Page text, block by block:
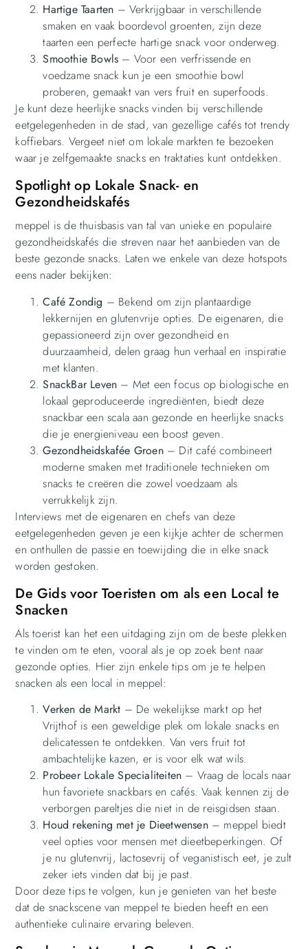
Hartige Taarten – Verkrijgbaar in verschillende
smaken en vaak boordevol groenten, zijn deze
taarten een perfecte hartige snack voor onderweg.
Smoothie Bowls – Voor een verfrissende en
voedzame snack kun je een smoothie bowl
proberen, gemaakt van vers fruit en superfoods.
Je kunt deze heerlijke snacks vinden bij verschillende
eetgelegenheden in de stad, van gezellige cafés tot trendy
koffiebars. Vergeet niet om lokale markten te bezoeken
waar je zelfgemaakte snacks en traktaties kunt ontdekken.
Spotlight op Lokale Snack- en
Gezondheidskafés
meppel is de thuisbasis van tal van unieke en populaire
gezondheidskafés die streven naar het aanbieden van de
beste gezonde snacks. Laten we enkele van deze hotspots
eens nader bekijken:
Café Zondig – Bekend om zijn plantaardige
lekkernijen en glutenvrije opties. De eigenaren, die
gepassioneerd zijn over gezondheid en
duurzaamheid, delen graag hun verhaal en inspiratie
met klanten.
SnackBar Leven – Met een focus op biologische en
lokaal geproduceerde ingrediënten, biedt deze
snackbar een scala aan gezonde en heerlijke snacks
die je energieniveau een boost geven.
Gezondheidskafée Groen– Dit café combineert
moderne smaken met traditionele technieken om
snacks te creëren die zowel voedzaam als
verrukkelijk zijn.
Interviews met de eigenaren en chefs van deze
eetgelegenheden geven je een kijkje achter de schermen
en onthullen de passie en toewijding die in elke snack
worden gestoken.
De Gids voor Toeristen om als een Local te
Snacken
Als toerist kan het een uitdaging zijn om de beste plekken
te vinden om te eten, vooral als je op zoek bent naar
gezonde opties. Hier zijn enkele tips om je te helpen
snacken als een local in meppel:
Verken de Markt – De wekelijkse markt op het
Vrijthof is een geweldige plek om lokale snacks en
delicatessen te ontdekken. Van vers fruit tot
ambachtelijke kazen, er is voor elk wat wils.
Probeer Lokale Specialiteiten – Vraag de locals naar
hun favoriete snackbars en cafés. Vaak kennen zij de
verborgen pareltjes die niet in de reisgidsen staan.
Houd rekening met je Dieetwensen– meppel biedt
veel opties voor mensen met dieetbeperkingen. Of
je nu glutenvrij, lactosevrij of veganistisch eet, je zult
zeker iets vinden dat bij je past.
Door deze tips te volgen, kun je genieten van het beste
dat de snackscene van meppel te bieden heeft en een
authentieke culinaire ervaring beleven.